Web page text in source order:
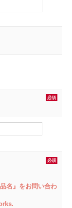
必須
必須
名』をお問い合わ